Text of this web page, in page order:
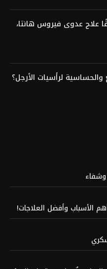
علاج عدوى فيروس هانتا،
لرأسيات الأرجل؟
وأفضل العلاجات!